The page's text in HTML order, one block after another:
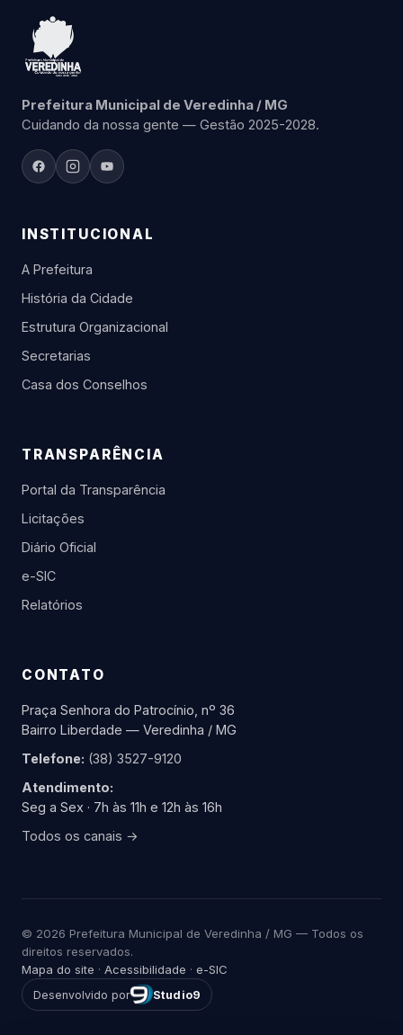
Prefeitura Municipal de Veredinha / MG
Cuidando da nossa gente — Gestão 2025-2028.
INSTITUCIONAL
A Prefeitura
História da Cidade
Estrutura Organizacional
Secretarias
Casa dos Conselhos
TRANSPARÊNCIA
Portal da Transparência
Licitações
Diário Oficial
e-SIC
Relatórios
CONTATO
Praça Senhora do Patrocínio, nº 36
Bairro Liberdade — Veredinha / MG
Telefone: (38) 3527-9120
Atendimento:
Seg a Sex · 7h às 11h e 12h às 16h
Todos os canais →
© 2026 Prefeitura Municipal de Veredinha / MG — Todos os
direitos reservados.
Mapa do site · Acessibilidade · e-SIC
Desenvolvido por Studio9